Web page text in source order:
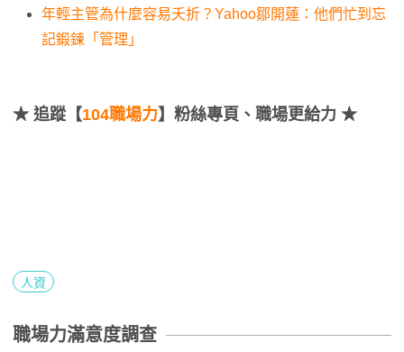
年輕主管為什麼容易夭折？Yahoo鄒開蓮：他們忙到忘
記鍛鍊「管理」
★ 追蹤【104職場力】粉絲專頁、職場更給力 ★
人資
職場力滿意度調查